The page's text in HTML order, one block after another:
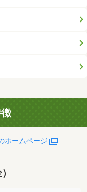
ホームページ